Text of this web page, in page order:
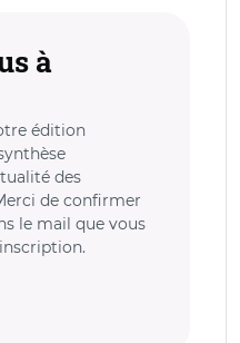
à
édition
des
de confirmer
le mail que vous